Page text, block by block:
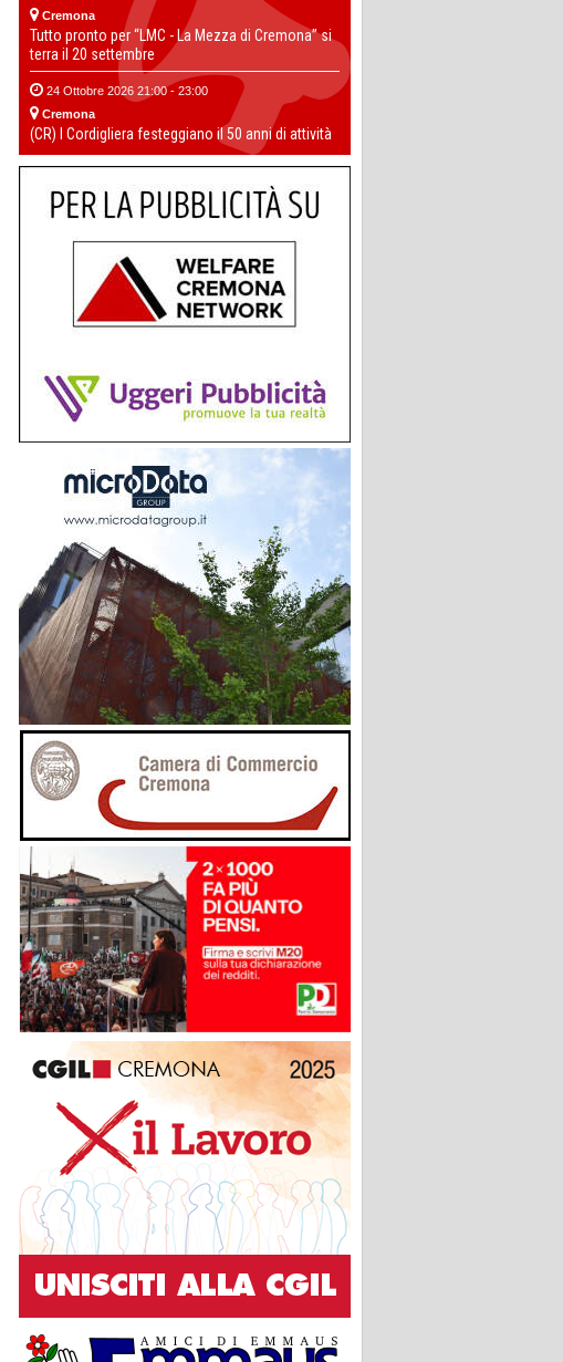
Cremona
Tutto pronto per “LMC - La Mezza di Cremona” si
terra il 20 settembre
24 Ottobre 2026 21:00 - 23:00
Cremona
(CR) I Cordigliera festeggiano il 50 anni di attività